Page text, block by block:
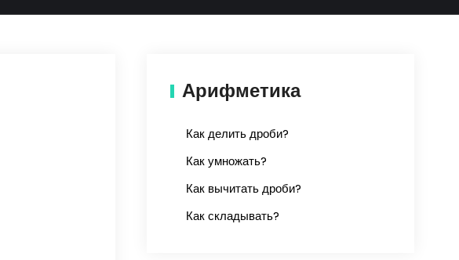
Арифметика
Как делить дроби?
Как умножать?
Как вычитать дроби?
Как складывать?